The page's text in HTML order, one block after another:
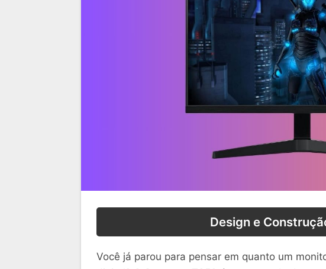
Design e
Você já parou para pensar em quanto um